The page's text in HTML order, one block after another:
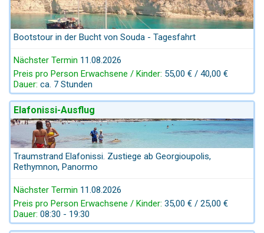
Bootstour in der Bucht von Souda - Tagesfahrt
Nächster Termin 11.08.2026
Preis pro Person Erwachsene / Kinder: 55,00 € / 40,00 €
Dauer: ca. 7 Stunden
Elafonissi-Ausflug
Traumstrand Elafonissi. Zustiege ab Georgioupolis,
Rethymnon, Panormo
Nächster Termin 11.08.2026
Preis pro Person Erwachsene / Kinder: 35,00 € / 25,00 €
Dauer: 08:30 - 19:30